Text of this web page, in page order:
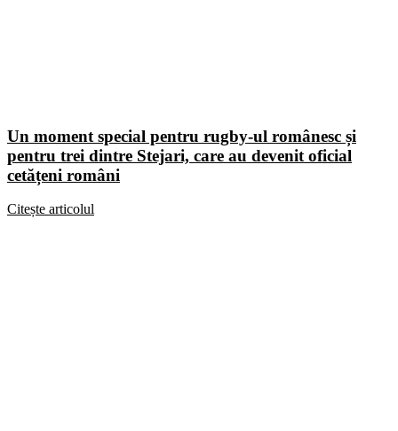
Un moment special pentru rugby-ul românesc și
pentru trei dintre Stejari, care au devenit oficial
cetățeni români
Citește articolul